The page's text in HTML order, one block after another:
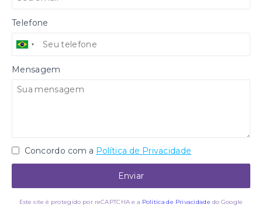
Telefone
Mensagem
Concordo com a Política de Privacidade
Enviar
Este site é protegido por reCAPTCHA e a Política de Privacidade do Google